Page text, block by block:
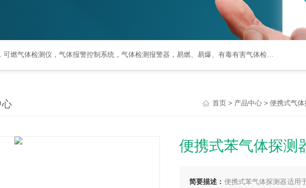
检测仪，气体报警控制系统，气体检测报警器，易燃、易爆、有毒有害气体检测报警设备、环境监测分析仪器
心 首页 > 产品中心 > 便携式气体
便携式苯气体探测
简要描述： 便携式苯气体探测器适用